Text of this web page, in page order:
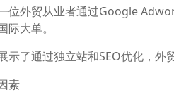
位外贸从业者通过Google
际大单。
示了通过独立站和SEO优化，外
素